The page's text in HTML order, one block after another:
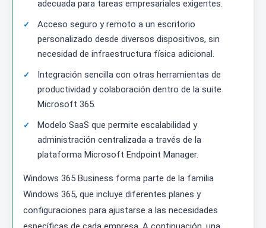
adecuada para tareas empresariales exigentes.
Acceso seguro y remoto a un escritorio
personalizado desde diversos dispositivos, sin
necesidad de infraestructura física adicional.
Integración sencilla con otras herramientas de
productividad y colaboración dentro de la suite
Microsoft 365.
Modelo SaaS que permite escalabilidad y
administración centralizada a través de la
plataforma Microsoft Endpoint Manager.
Windows 365 Business forma parte de la familia
Windows 365, que incluye diferentes planes y
configuraciones para ajustarse a las necesidades